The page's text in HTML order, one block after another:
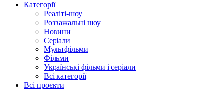
Категорії
Реаліті-шоу
Розважальні шоу
Новини
Серіали
Мультфільми
Фільми
Українські фільми і серіали
Всі категорії
Всі проєкти